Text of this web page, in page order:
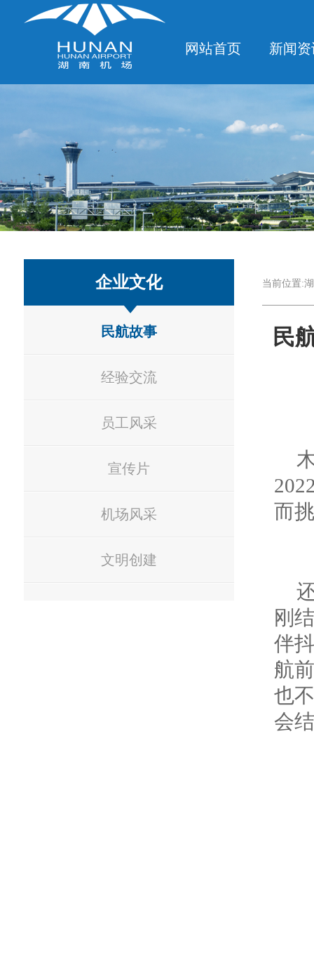
网站首页 新闻
企业文化
民航故事
经验交流
员工风采
宣传片
机场风采
文明创建
当前位置:
民
而
刚
伴
航
也
会